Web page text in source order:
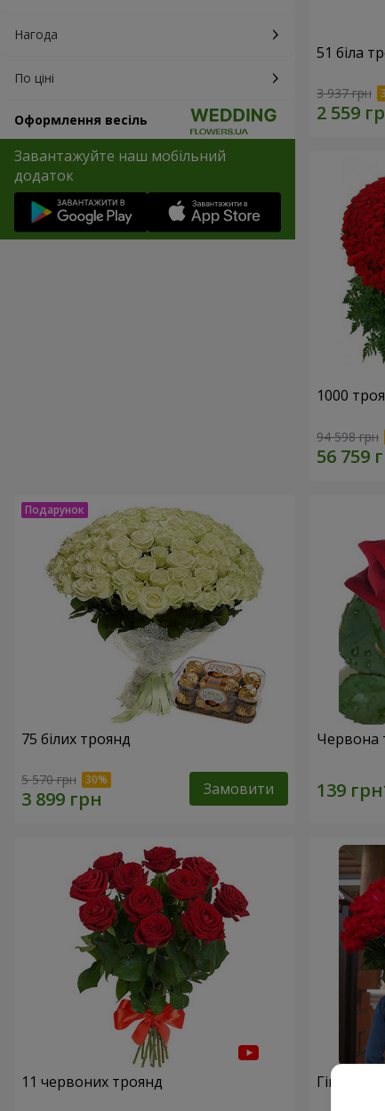
Нагода
По ціні
Оформлення весіль
Завантажуйте наш мобільний
додаток
51 біла
3 937 грн
1000
94 598 грн
75 білих троянд
5 570 грн Замовити
Червона
11 червоних троянд